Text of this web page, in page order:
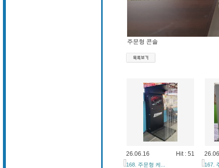
주문형 콘솔
26.06.16 Hit : 51
168. 주문형 케... 167.